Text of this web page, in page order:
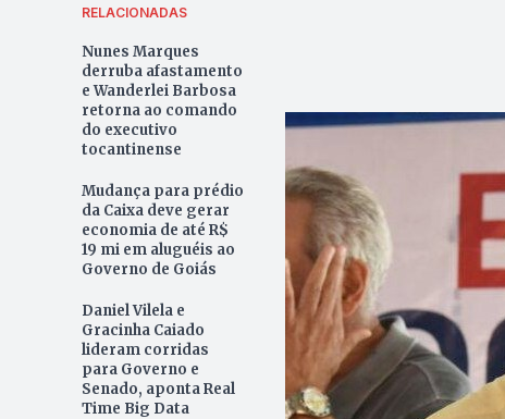
RELACIONADAS
Nunes Marques
derruba afastamento
e Wanderlei Barbosa
retorna ao comando
do executivo
tocantinense
Mudança para prédio
da Caixa deve gerar
economia de até R$
19 mi em aluguéis ao
Governo de Goiás
Daniel Vilela e
Gracinha Caiado
lideram corridas
para Governo e
Senado, aponta Real
Time Big Data